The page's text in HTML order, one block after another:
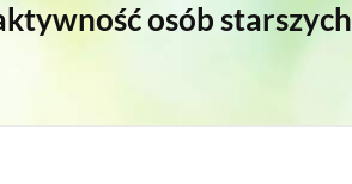
osób starszych